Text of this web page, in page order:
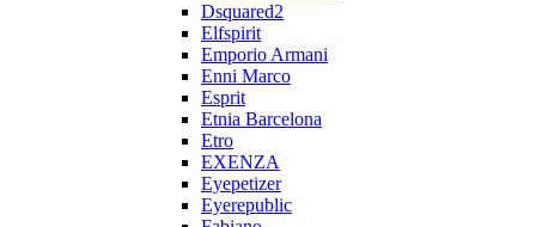
Dsquared2
Elfspirit
Emporio Armani
Enni Marco
Esprit
Etnia Barcelona
Etro
EXENZA
Eyepetizer
Eyerepublic